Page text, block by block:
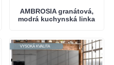
AMBROSIA granátová,
modrá kuchynská linka
VYSOKÁ KVALITA